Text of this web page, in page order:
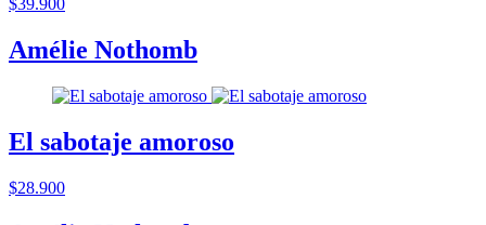
$39.900
Amélie Nothomb
El sabotaje amoroso
$28.900